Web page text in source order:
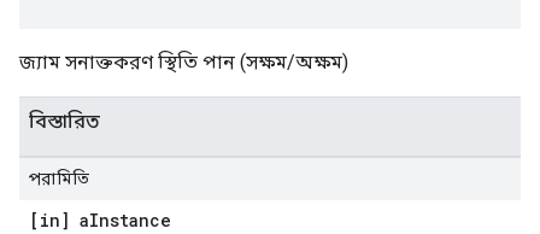
জ্যাম সনাক্তকরণ স্থিতি পান (সক্ষম/অক্ষম)
বিস্তারিত
পরামিতি
[in] aInstance